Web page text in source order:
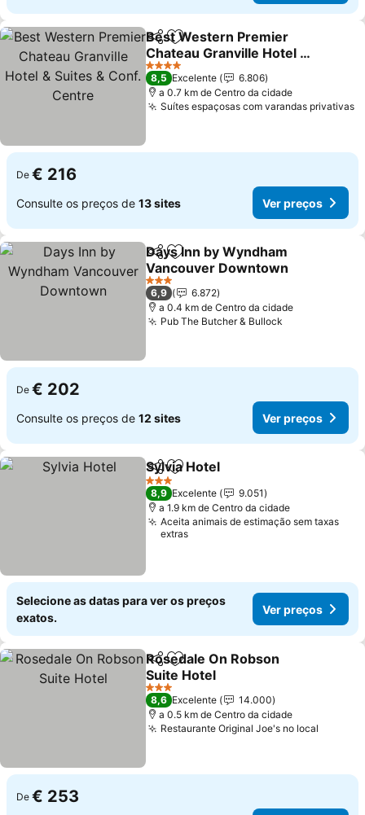
PartilharAdicionar aos favoritos
Best Western Premier
Chateau Granville Hotel &
Suites & Conf. Centre
4 Estrelas
8,5 Excelente
6.806
a 0.7 km de Centro da cidade
Suítes espaçosas com varandas privativas
De € 216
Consulte os preços de 13 sites Ver preços
PartilharAdicionar aos favoritos
Days Inn by Wyndham
Vancouver Downtown
3 Estrelas
6,9
6.872
a 0.4 km de Centro da cidade
Pub The Butcher & Bullock
De € 202
Consulte os preços de 12 sites Ver preços
PartilharAdicionar aos favoritos
Sylvia Hotel
3 Estrelas
8,9 Excelente
9.051
a 1.9 km de Centro da cidade
Aceita animais de estimação sem taxas
extras
Selecione as datas para ver os preços
exatos.
Ver preços
PartilharAdicionar aos favoritos
Rosedale On Robson
Suite Hotel
3 Estrelas
8,6 Excelente
14.000
a 0.5 km de Centro da cidade
Restaurante Original Joe's no local
De € 253